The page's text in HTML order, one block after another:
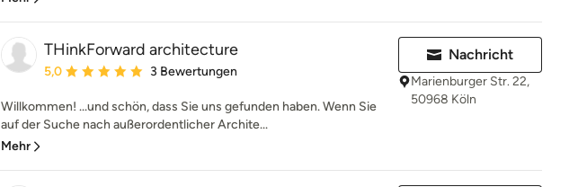
THinkForward architecture
Durchschnittliche Bewertung: 5 von 5 Sternen
5,0 3 Bewertungen
Willkommen! ...und schön, dass Sie uns gefunden haben. Wenn Sie
auf der Suche nach außerordentlicher Archite...
Mehr
Nachricht
Marienburger Str. 22,
50968 Köln